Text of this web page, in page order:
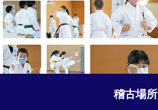
稽古場所